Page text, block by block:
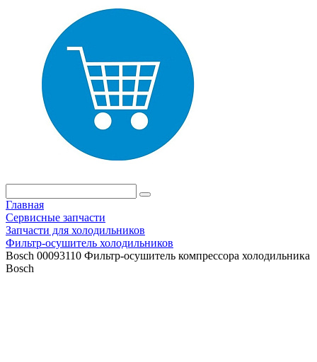
Главная
Сервисные запчасти
Запчасти для холодильников
Фильтр-осушитель холодильников
Bosch 00093110 Фильтр-осушитель компрессора холодильника
Bosch